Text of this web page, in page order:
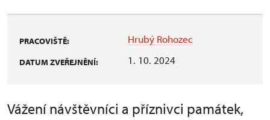
PRACOVIŠTĚ: Hrubý Rohozec
DATUM ZVEŘEJNĚNÍ: 1. 10. 2024
Vážení návštěvníci a příznivci památek,